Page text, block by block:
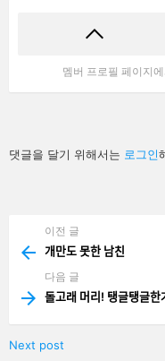
멤버 프로필 페이지
답
글
댓글을 달기 위해서는 로그인
more
이전 글
개만도 못한 남친
다음 글
돌고래 머리!
Next post